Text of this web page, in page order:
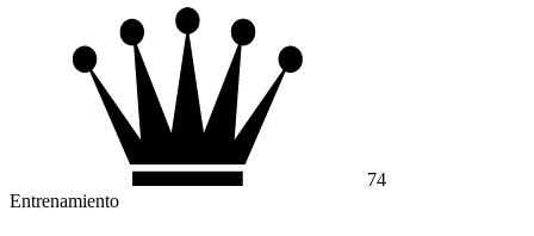
74
Entrenamiento